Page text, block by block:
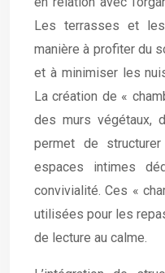
Les terrasses et
manière à profiter du
et à minimiser les
La création de «
des murs végétaux,
permet de
espaces intimes
convivialité. Ces «
utilisées pour les
de lecture au calme.